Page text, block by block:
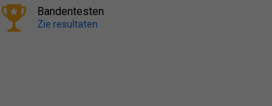
Bandentesten
Zie resultaten